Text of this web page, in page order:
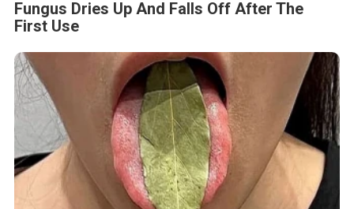
Fungus Dries Up And Falls Off After The
First Use